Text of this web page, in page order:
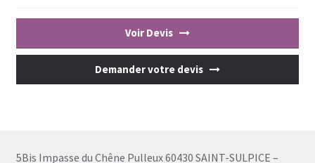
Voir Devis
Demander votre devis
5Bis Impasse du Chêne Pulleux 60430 SAINT-SULPICE –